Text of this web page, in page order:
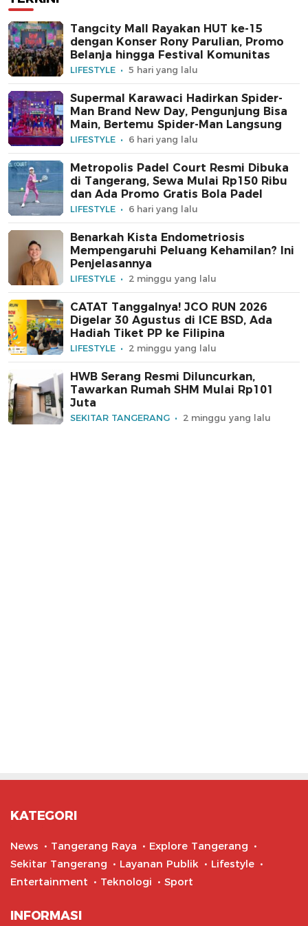
Tangcity Mall Rayakan HUT ke-15
dengan Konser Rony Parulian, Promo
Belanja hingga Festival Komunitas
LIFESTYLE 5 hari yang lalu
Supermal Karawaci Hadirkan Spider-
Man Brand New Day, Pengunjung Bisa
Main, Bertemu Spider-Man Langsung
LIFESTYLE 6 hari yang lalu
Metropolis Padel Court Resmi Dibuka
di Tangerang, Sewa Mulai Rp150 Ribu
dan Ada Promo Gratis Bola Padel
LIFESTYLE 6 hari yang lalu
Benarkah Kista Endometriosis
Mempengaruhi Peluang Kehamilan? Ini
Penjelasannya
LIFESTYLE 2 minggu yang lalu
CATAT Tanggalnya! JCO RUN 2026
Digelar 30 Agustus di ICE BSD, Ada
Hadiah Tiket PP ke Filipina
LIFESTYLE 2 minggu yang lalu
HWB Serang Resmi Diluncurkan,
Tawarkan Rumah SHM Mulai Rp101
Juta
SEKITAR TANGERANG 2 minggu yang lalu
KATEGORI
News Tangerang Raya
Explore Tangerang
Sekitar Tangerang
Layanan Publik
Lifestyle
Entertainment
Teknologi Sport
INFORMASI